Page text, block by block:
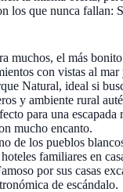
los que nunca fallan:
muchos, el más
con vistas al
Natural, ideal si
y ambiente rural
para una
mucho encanto.
de los pueblos
familiares en
por sus casas
de escándalo.